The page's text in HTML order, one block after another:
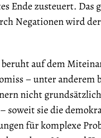
Ende zusteuert. Das
Negationen wird
auf dem
– unter anderem
nicht
sie die
für komplexe